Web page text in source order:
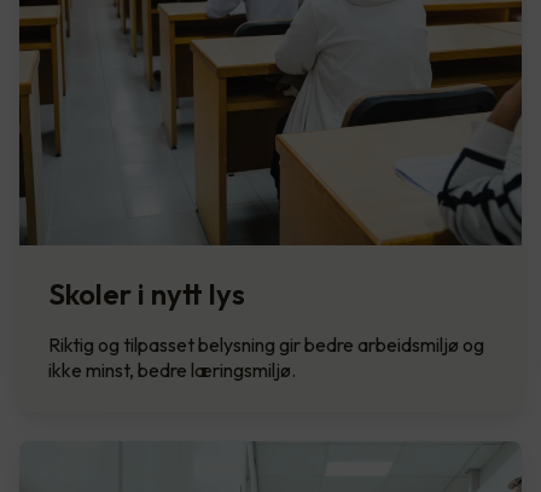
Skoler i nytt lys
Riktig og tilpasset belysning gir bedre arbeidsmiljø og
ikke minst, bedre læringsmiljø.